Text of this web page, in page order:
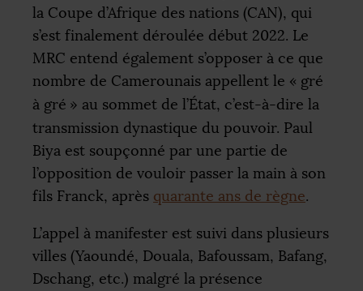
la Coupe d’Afrique des nations (CAN), qui
s’est finalement déroulée début 2022. Le
MRC entend également s’opposer à ce que
nombre de Camerounais appellent le « gré
à gré » au sommet de l’État, c’est-à-dire la
transmission dynastique du pouvoir. Paul
Biya est soupçonné par une partie de
l’opposition de vouloir passer la main à son
fils Franck, après quarante ans de règne.
L’appel à manifester est suivi dans plusieurs
villes (Yaoundé, Douala, Bafoussam, Bafang,
Dschang, etc.) malgré la présence